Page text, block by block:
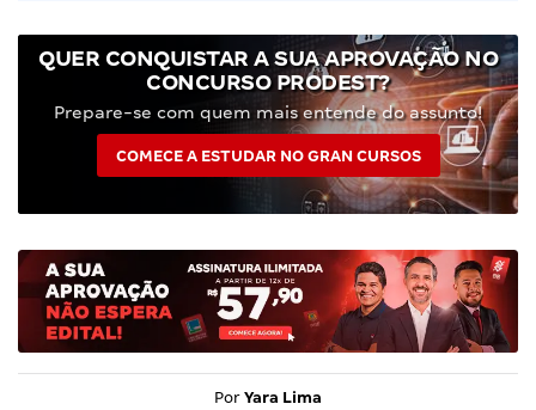
QUER CONQUISTAR A SUA APROVAÇÃO NO
CONCURSO PRODEST?
Prepare-se com quem mais entende do assunto!
COMECE A ESTUDAR NO GRAN CURSOS
Por Yara Lima